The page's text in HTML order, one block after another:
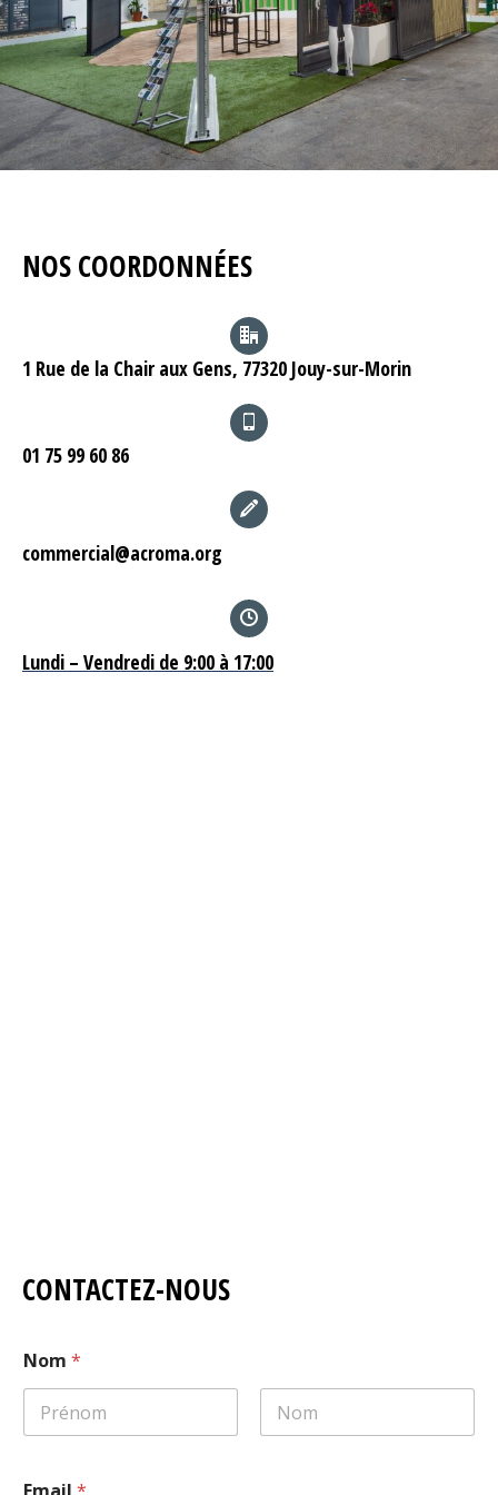
NOS COORDONNÉES
1 Rue de la Chair aux Gens, 77320 Jouy-sur-Morin
01 75 99 60 86
commercial@acroma.org
Lundi – Vendredi de 9:00 à 17:00
CONTACTEZ-NOUS
Nom *